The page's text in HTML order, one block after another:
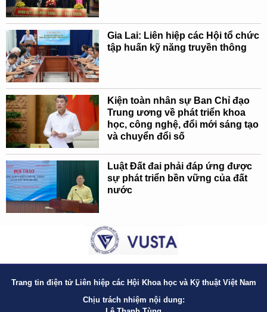
Gia Lai: Liên hiệp các Hội tổ chức
tập huấn kỹ năng truyền thông
Kiện toàn nhân sự Ban Chỉ đạo
Trung ương về phát triển khoa
học, công nghệ, đổi mới sáng tạo
và chuyển đổi số
Luật Đất đai phải đáp ứng được
sự phát triển bền vững của đất
nước
Trang tin điện tử Liên hiệp các Hội Khoa học và Kỹ thuật Việt Nam
Chịu trách nhiệm nội dung: